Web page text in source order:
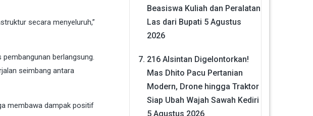
secara menyeluruh,”
berlangsung.
seimbang antara
membawa dampak positif
Beasiswa Kuliah dan Peralatan
Las dari Bupati 5 Agustus
2026
216 Alsintan Digelontorkan!
Mas Dhito Pacu Pertanian
Modern, Drone hingga Traktor
Siap Ubah Wajah Sawah Kediri
5 Agustus 2026